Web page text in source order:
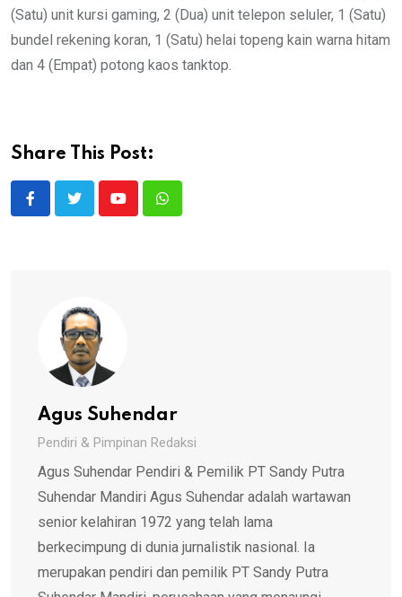
(Satu) unit kursi gaming, 2 (Dua) unit telepon seluler, 1 (Satu)
bundel rekening koran, 1 (Satu) helai topeng kain warna hitam
dan 4 (Empat) potong kaos tanktop.
Share This Post:
YoutubeWhatsapp
Agus Suhendar
Pendiri & Pimpinan Redaksi
Agus Suhendar Pendiri & Pemilik PT Sandy Putra
Suhendar Mandiri Agus Suhendar adalah wartawan
senior kelahiran 1972 yang telah lama
berkecimpung di dunia jurnalistik nasional. Ia
merupakan pendiri dan pemilik PT Sandy Putra